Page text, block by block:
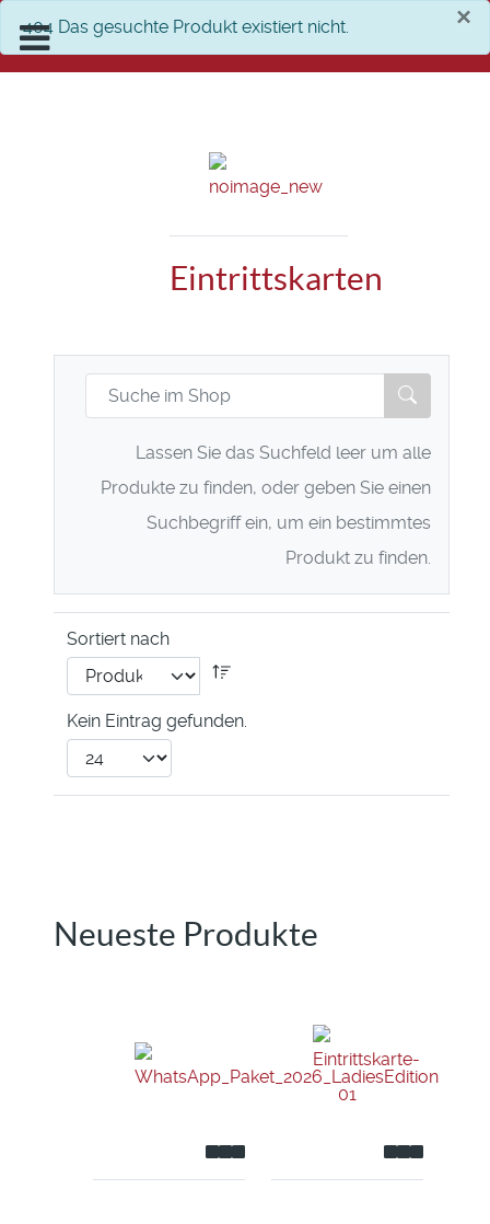
×
info
404 Das gesuchte Produkt existiert nicht.
Eintrittskarten
Lassen Sie das Suchfeld leer um alle
Produkte zu finden, oder geben Sie einen
Suchbegriff ein, um ein bestimmtes
Produkt zu finden.
Sortiert nach
Kein Eintrag gefunden.
Neueste Produkte